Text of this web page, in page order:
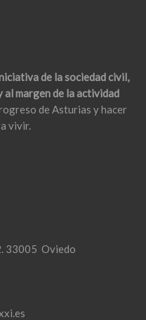
de la sociedad civil,
al margen de la actividad
de Asturias y hacer
vivir.
33005 Oviedo